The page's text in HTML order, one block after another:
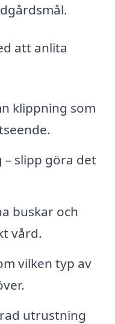
att anlita
klippning som
slipp göra det
buskar och
vård.
vilken typ av
utrustning